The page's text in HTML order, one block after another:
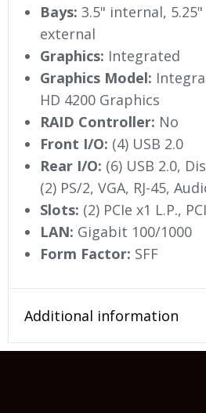
Bays: 3.5" internal,
external
Graphics: Integrated
Graphics Model:
HD 4200 Graphics
RAID Controller: No
Front I/O: (4) USB 2.0
Rear I/O: (6) USB 2.0,
(2) PS/2, VGA, RJ-45,
Slots: (2) PCIe x1 L.P.,
LAN: Gigabit 100/1000
Form Factor: SFF
Additional information